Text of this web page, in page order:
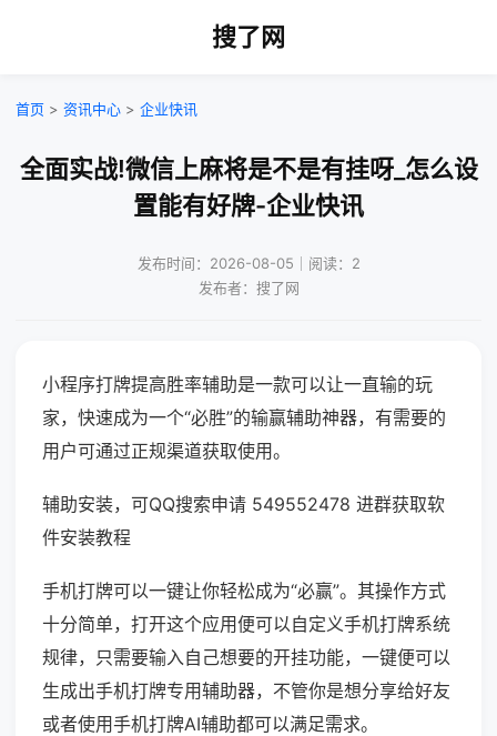
搜了网
首页 > 资讯中心 > 企业快讯
全面实战!微信上麻将是不是有挂呀_怎么设
置能有好牌-企业快讯
发布时间：2026-08-05｜阅读：2
发布者：搜了网
小程序打牌提高胜率辅助是一款可以让一直输的玩
家，快速成为一个“必胜”的输赢辅助神器，有需要的
用户可通过正规渠道获取使用。
辅助安装，可QQ搜索申请 549552478 进群获取软
件安装教程
手机打牌可以一键让你轻松成为“必赢”。其操作方式
十分简单，打开这个应用便可以自定义手机打牌系统
规律，只需要输入自己想要的开挂功能，一键便可以
生成出手机打牌专用辅助器，不管你是想分享给好友
或者使用手机打牌AI辅助都可以满足需求。